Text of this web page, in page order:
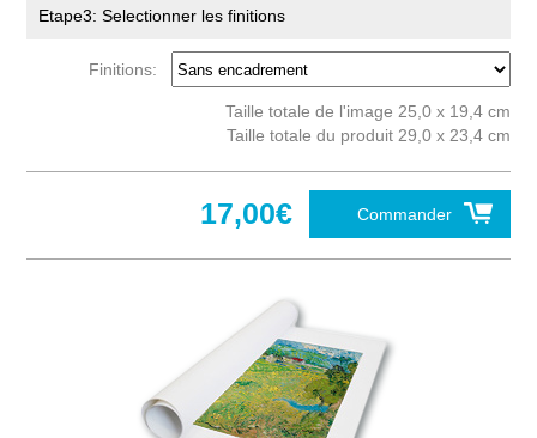
Etape3: Selectionner les finitions
Finitions:
Taille totale de l'image 25,0 x 19,4 cm
Taille totale du produit 29,0 x 23,4 cm
Commander
17,00€